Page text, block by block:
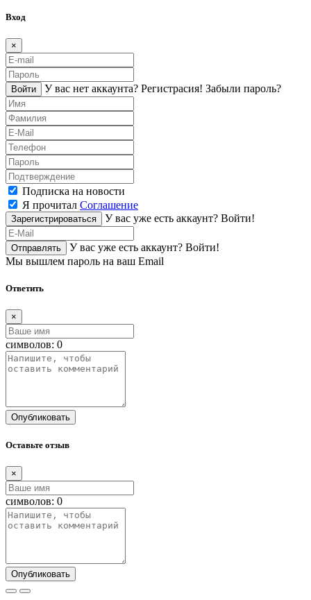
Вход
×
Войти У вас нет аккаунта? Регистраcия! Забыли пароль?
Подписка на новости
Я прочитал Соглашение
Зарегистрироваться У вас уже есть аккаунт? Войти!
Отправлять У вас уже есть аккаунт? Войти!
Мы вышлем пароль на ваш Email
Ответить
×
символов: 0
Опубликовать
Оставьте отзыв
×
символов: 0
Опубликовать